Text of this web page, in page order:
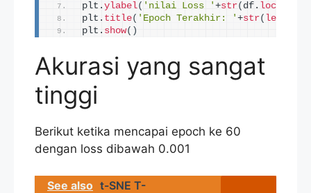
plt. ylabel( 'nilai Loss ' +str( df. loc
plt. title( 'Epoch Terakhir: ' +str( len
plt. show()
Akurasi yang sangat
tinggi
Berikut ketika mencapai epoch ke 60
dengan loss dibawah 0.001
See also t-SNE T-